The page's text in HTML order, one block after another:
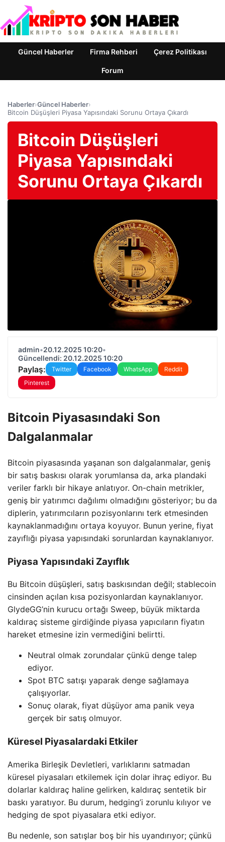
Güncel Haberler Firma Rehberi Çerez Politikası
Forum
Haberler›Güncel Haberler›
Bitcoin Düşüşleri Piyasa Yapısındaki Sorunu Ortaya Çıkardı
Bitcoin Düşüşleri
Piyasa Yapısındaki
Sorunu Ortaya Çıkardı
admin•20.12.2025 10:20•
Güncellendi: 20.12.2025 10:20
Paylaş: Twitter Facebook WhatsApp
Reddit
Pinterest
Bitcoin Piyasasındaki Son
Dalgalanmalar
Bitcoin piyasasında yaşanan son dalgalanmalar, geniş
bir satış baskısı olarak yorumlansa da, arka plandaki
veriler farklı bir hikaye anlatıyor. On-chain metrikler,
geniş bir yatırımcı dağılımı olmadığını gösteriyor; bu da
diplerin, yatırımcıların pozisyonlarını terk etmesinden
kaynaklanmadığını ortaya koyuyor. Bunun yerine, fiyat
zayıflığı piyasa yapısındaki sorunlardan kaynaklanıyor.
Piyasa Yapısındaki Zayıflık
Bu Bitcoin düşüşleri, satış baskısından değil; stablecoin
cinsinden açılan kısa pozisyonlardan kaynaklanıyor.
GlydeGG’nin kurucu ortağı Sweep, büyük miktarda
kaldıraç sisteme girdiğinde piyasa yapıcıların fiyatın
hareket etmesine izin vermediğini belirtti.
Neutral olmak zorundalar çünkü denge talep
ediyor.
Spot BTC satışı yaparak denge sağlamaya
çalışıyorlar.
Sonuç olarak, fiyat düşüyor ama panik veya
gerçek bir satış olmuyor.
Küresel Piyasalardaki Etkiler
Amerika Birleşik Devletleri, varlıklarını satmadan
küresel piyasaları etkilemek için dolar ihraç ediyor. Bu
dolarlar kaldıraç haline gelirken, kaldıraç sentetik bir
baskı yaratıyor. Bu durum, hedging’i zorunlu kılıyor ve
hedging de spot piyasalara etki ediyor.
Bu nedenle, son satışlar boş bir his uyandırıyor; çünkü